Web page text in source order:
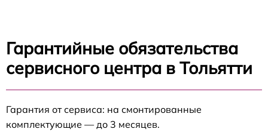
Гарантийные обязательства
сервисного центра в Тольятти
Гарантия от сервиса: на смонтированные
комплектующие — до 3 месяцев.